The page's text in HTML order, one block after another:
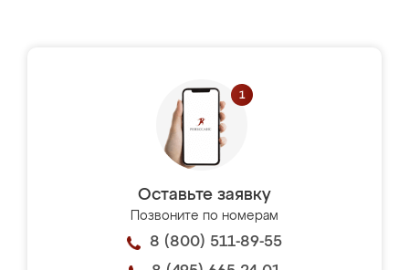
Оставьте заявку
Позвоните по номерам
8 (800) 511-89-55